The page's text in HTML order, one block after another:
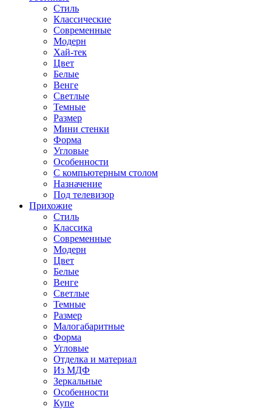
Стиль
Классические
Современные
Модерн
Хай-тек
Цвет
Белые
Венге
Светлые
Темные
Размер
Мини стенки
Форма
Угловые
Особенности
С компьютерным столом
Назначение
Под телевизор
Прихожие
Стиль
Классика
Современные
Модерн
Цвет
Белые
Венге
Светлые
Темные
Размер
Малогабаритные
Форма
Угловые
Отделка и материал
Из МДФ
Зеркальные
Особенности
Купе